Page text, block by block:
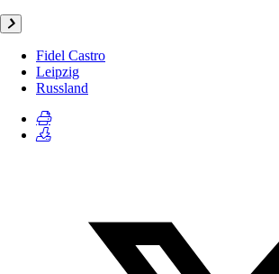
Fidel Castro
Leipzig
Russland